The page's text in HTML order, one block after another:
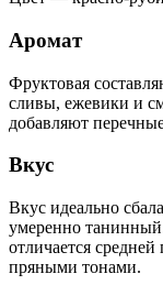
Аромат
Фруктовая
сливы, ежевики и
добавляют
Вкус
Вкус идеально
умеренно
отличается
пряными тонами.